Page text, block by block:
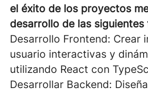
el éxito de los proyectos
desarrollo de las siguientes
Desarrollo Frontend: Crear
usuario interactivas y
utilizando React con
Desarrollar Backend: